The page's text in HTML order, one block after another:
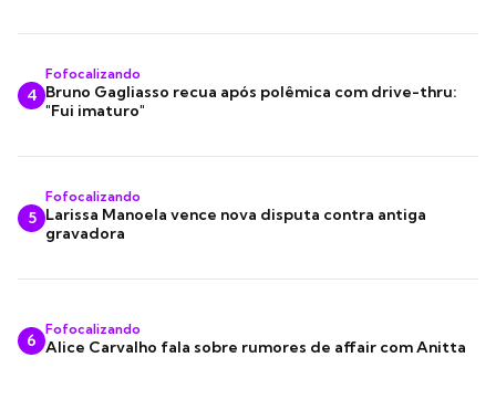
4
Fofocalizando
Bruno Gagliasso recua após polêmica com drive-thru:
"Fui imaturo"
5
Fofocalizando
Larissa Manoela vence nova disputa contra antiga
gravadora
6
Fofocalizando
Alice Carvalho fala sobre rumores de affair com Anitta